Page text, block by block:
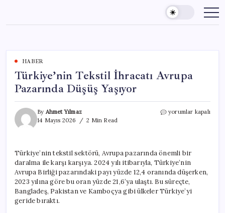
content
HABER
Türkiye’nin Tekstil İhracatı Avrupa
Pazarında Düşüş Yaşıyor
By Ahmet Yılmaz
14 Mayıs 2026
2 Min Read
Türkiye’nin
Düşüş
Yaşıyor
için
yorumlar kapalı
Türkiye’nin tekstil sektörü, Avrupa pazarında önemli bir
daralma ile karşı karşıya. 2024 yılı itibarıyla, Türkiye’nin
Avrupa Birliği pazarındaki payı yüzde 12,4 oranında düşerken,
2023 yılına göre bu oran yüzde 21,6’ya ulaştı. Bu süreçte,
Bangladeş, Pakistan ve Kamboçya gibi ülkeler Türkiye’yi
geride bıraktı.